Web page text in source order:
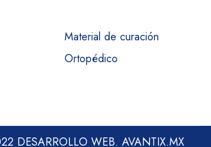
Material de curación
Ortopédico
DESARROLLO WEB. AVANTIX.MX